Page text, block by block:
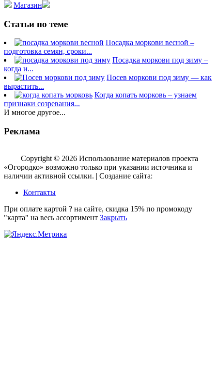
Магазин
Статьи по теме
Посадка моркови весной –
подготовка семян, сроки...
Посадка моркови под зиму –
когда и...
Посев моркови под зиму — как
вырастить...
Когда копать морковь – узнаем
признаки созревания...
И многое другое...
Реклама
Copyright © 2026 Использование материалов проекта
«Огородко» возможно только при указании источника и
наличии активной ссылки. | Создание сайта:
Контакты
При оплате картой ? на сайте, скидка 15% по промокоду
"карта" на весь ассортимент Закрыть